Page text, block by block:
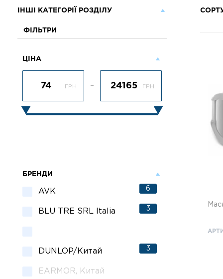
ІНШІ КАТЕГОРІЇ РОЗДІЛУ
ФІЛЬТРИ
ЦІНА
ГРН – ГРН
БРЕНДИ
AVK 6
BLU TRE SRL Italia 3
DUNLOP/Китай 3
EARMOR, Китай